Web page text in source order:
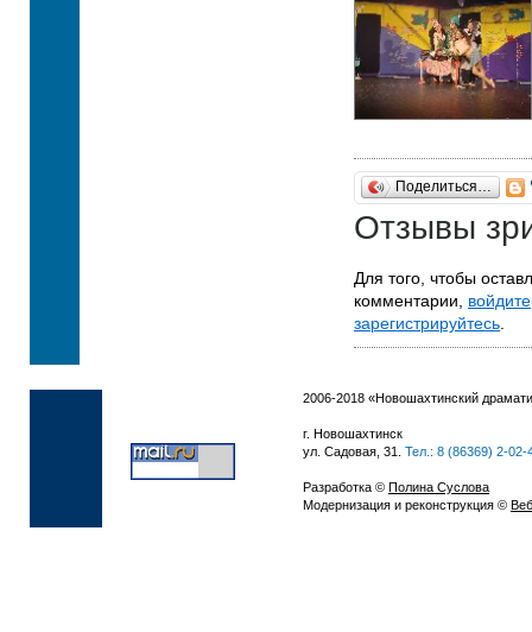
Поделиться…
Отзывы
Для того, чтобы
комментарии, войдите
зарегистрируйтесь
2006-2018 «Новошахтинский
г. Новошахтинск
ул. Садовая, 31. Тел.: 8 (86369) 2-02-
Разработка © Полина Суслова
Модернизация и реконструкция ©